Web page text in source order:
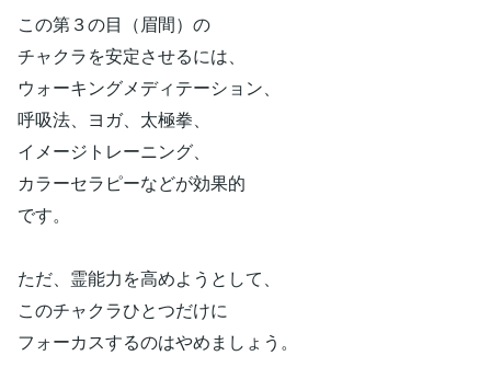
この第３の目（眉間）の
チャクラを安定させるには、
ウォーキングメディテーション、
呼吸法、ヨガ、太極拳、
イメージトレーニング、
カラーセラピーなどが効果的
です。
ただ、霊能力を高めようとして、
このチャクラひとつだけに
フォーカスするのはやめましょう。